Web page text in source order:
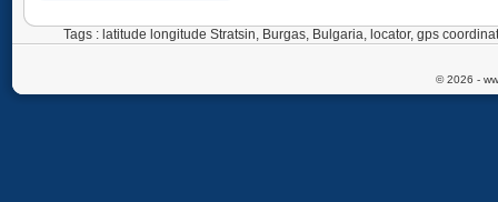
Tags : latitude longitude Stratsin, Burgas, Bulgaria, locator, gps
© 2026 -